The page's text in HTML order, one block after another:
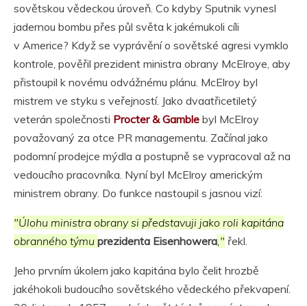
sovětskou vědeckou úroveň. Co kdyby Sputnik vynesl
jadernou bombu přes půl světa k jakémukoli cíli
v Americe? Když se vyprávění o sovětské agresi vymklo
kontrole, pověřil prezident ministra obrany McElroye, aby
přistoupil k novému odvážnému plánu. McElroy byl
mistrem ve styku s veřejností. Jako dvaatřicetiletý
veterán společnosti Procter & Gamble byl McElroy
považovaný za otce PR managementu. Začínal jako
podomní prodejce mýdla a postupně se vypracoval až na
vedoucího pracovníka. Nyní byl McElroy americkým
ministrem obrany. Do funkce nastoupil s jasnou vizí:
"Úlohu ministra obrany si představuji jako roli kapitána
obranného týmu prezidenta Eisenhowera ," řekl.
Jeho prvním úkolem jako kapitána bylo čelit hrozbě
jakéhokoli budoucího sovětského vědeckého překvapení.